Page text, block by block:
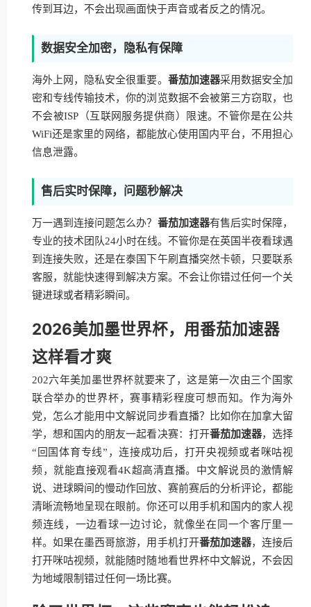
传到耳边，不会出现画面快于声音或者反之的情况。
数据安全加密，隐私有保障
海外上网，隐私安全很重要。 番茄加速器采用数据安全加
密和专线传输技术，你的浏览数据不会被第三方窃取，也
不会被ISP（互联网服务提供商）限速。不管你是在公共
WiFi还是家里的网络，都能放心使用国内平台，不用担心
信息泄露。
售后实时保障，问题秒解决
万一遇到连接问题怎么办？ 番茄加速器有售后实时保障，
专业的技术团队24小时在线。不管你是在英国半夜看球遇
到连接失败，还是在泰国下午刷直播突然卡顿，只要联系
客服，就能快速得到解决方案。不会让你错过任何一个关
键进球或者精彩瞬间。
2026美加墨世界杯，用番茄加速器
这样看才爽
202六年美加墨世界杯就要来了，这是第一次由三个国家
联合举办的世界杯，赛事精彩程度可想而知。作为海外
党，怎么才能用中文解说同步看直播？比如你在加拿大留
学，想和国内的朋友一起看决赛：打开番茄加速器，选择
“回国体育专线”，连接成功后，打开央视频或者咪咕视
频，就能直接观看4K超高清直播。中文解说员的激情解
说、进球瞬间的慢动作回放、赛前赛后的分析评论，都能
清晰流畅地呈现在眼前。你还可以用手机和国内的家人视
频连线，一边看球一边讨论，就像坐在同一个客厅里一
样。如果在墨西哥旅游，用手机打开番茄加速器，连接后
打开咪咕视频，就能随时随地看世界杯中文解说，不会因
为地域限制错过任何一场比赛。